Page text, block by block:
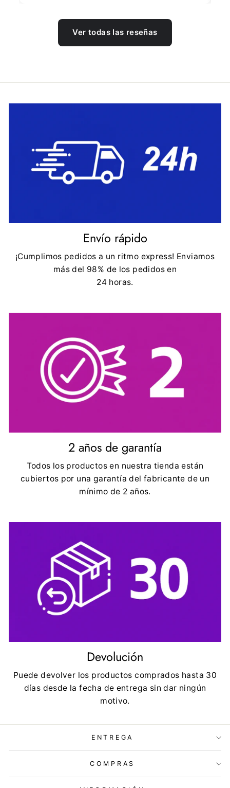
Ver todas las reseñas
Envío rápido
¡Cumplimos pedidos a un ritmo express! Enviamos
más del 98% de los pedidos en
24 horas.
2 años de garantía
Todos los productos en nuestra tienda están
cubiertos por una garantía del fabricante de un
mínimo de 2 años.
Devolución
Puede devolver los productos comprados hasta 30
días desde la fecha de entrega sin dar ningún
motivo.
ENTREGA
COMPRAS